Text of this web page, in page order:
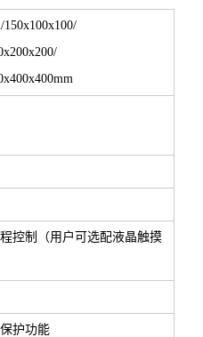
150x100x100/
控制（用户可选配液晶触摸
护功能